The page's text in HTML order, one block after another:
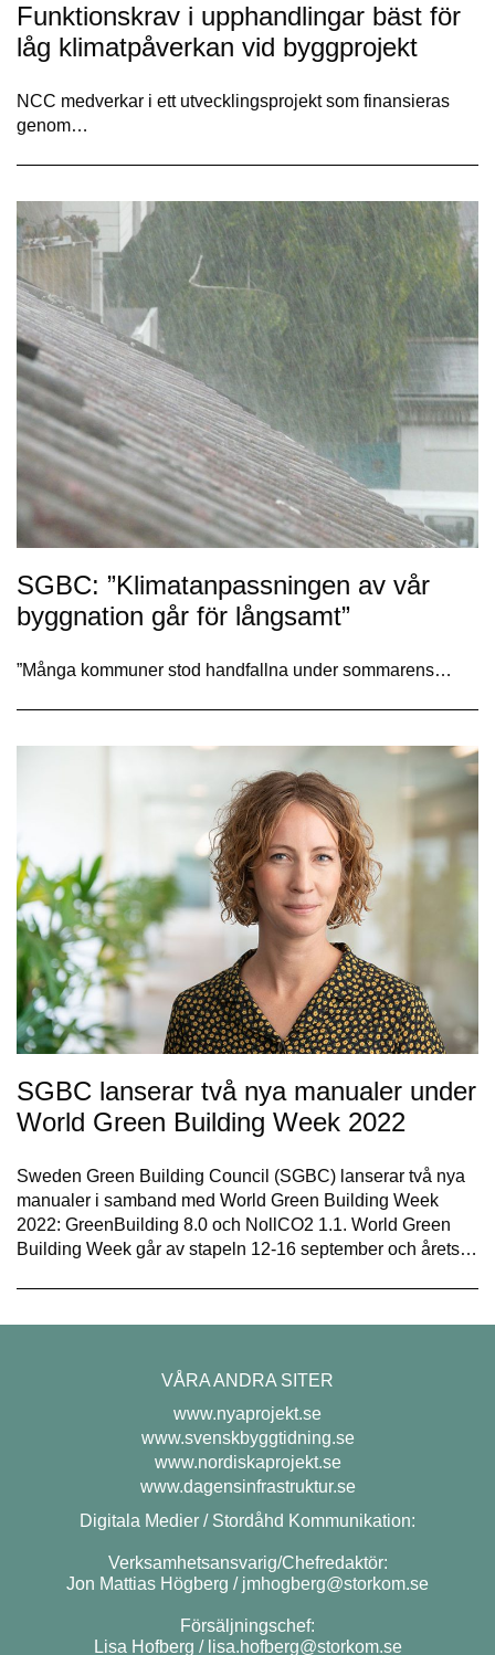
Funktionskrav i upphandlingar bäst för
låg klimatpåverkan vid byggprojekt
NCC medverkar i ett utvecklingsprojekt som finansieras
genom…
SGBC: ”Klimatanpassningen av vår
byggnation går för långsamt”
”Många kommuner stod handfallna under sommarens…
SGBC lanserar två nya manualer under
World Green Building Week 2022
Sweden Green Building Council (SGBC) lanserar två nya
manualer i samband med World Green Building Week
2022: GreenBuilding 8.0 och NollCO2 1.1. World Green
Building Week går av stapeln 12-16 september och årets…
VÅRA ANDRA SITER
www.nyaprojekt.se
www.svenskbyggtidning.se
www.nordiskaprojekt.se
www.dagensinfrastruktur.se
Digitala Medier / Stordåhd Kommunikation:
Verksamhetsansvarig/Chefredaktör:
Jon Mattias Högberg / jmhogberg@storkom.se
Försäljningschef:
Lisa Hofberg / lisa.hofberg@storkom.se